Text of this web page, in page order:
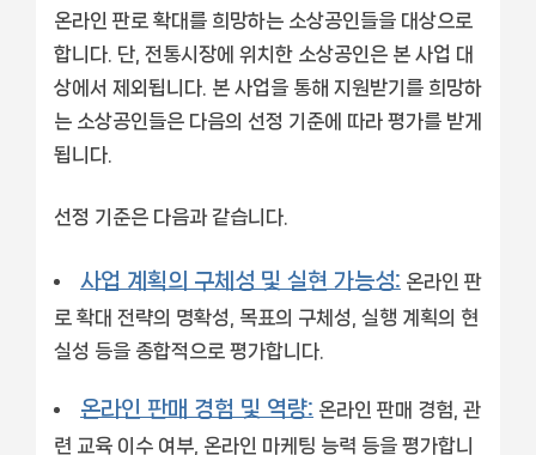
온라인 판로 확대를 희망하는 소상공인들을 대상으로
합니다. 단, 전통시장에 위치한 소상공인은 본 사업 대
상에서 제외됩니다. 본 사업을 통해 지원받기를 희망하
는 소상공인들은 다음의 선정 기준에 따라 평가를 받게
됩니다.
선정 기준은 다음과 같습니다.
사업 계획의 구체성 및 실현 가능성: 온라인 판
로 확대 전략의 명확성, 목표의 구체성, 실행 계획의 현
실성 등을 종합적으로 평가합니다.
온라인 판매 경험 및 역량: 온라인 판매 경험, 관
련 교육 이수 여부, 온라인 마케팅 능력 등을 평가합니